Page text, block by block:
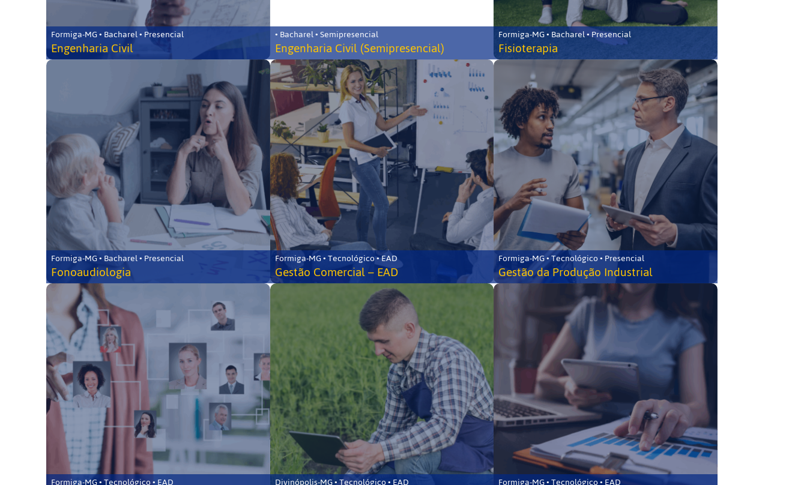
Formiga-MG • Bacharel • Presencial
Engenharia Civil
• Bacharel • Semipresencial
Engenharia Civil (Semipresencial)
Formiga-MG • Bacharel • Presencial
Fisioterapia
Formiga-MG • Bacharel • Presencial
Fonoaudiologia
Formiga-MG • Tecnológico • EAD
Gestão Comercial – EAD
Formiga-MG • Tecnológico • Presencial
Gestão da Produção Industrial